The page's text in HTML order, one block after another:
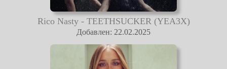
Rico Nasty - TEETHSUCKER (YEA3X)
Добавлен: 22.02.2025